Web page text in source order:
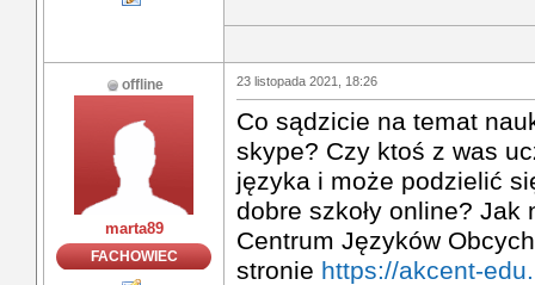
offline
marta89
FACHOWIEC
23 listopada 2021, 18:26
Co sądzicie na temat
skype? Czy ktoś z was
języka i może podzielić
dobre szkoły online? Jak
Centrum Języków
stronie https://akcent-